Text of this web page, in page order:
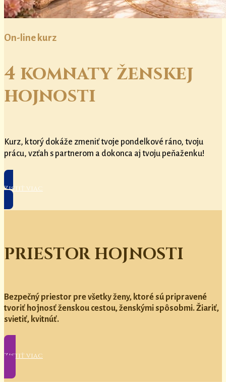
On-line kurz
4 komnaty ženskej
hojnosti
Kurz, ktorý dokáže zmeniť tvoje pondelkové ráno, tvoju
prácu, vzťah s partnerom a dokonca aj tvoju peňaženku!
Zistiť viac
PRIESTOR HOJNOSTI
Bezpečný priestor pre všetky ženy, ktoré sú pripravené
tvoriť hojnosť ženskou cestou, ženskými spôsobmi. Žiariť,
svietiť, kvitnúť.
Zistiť viac